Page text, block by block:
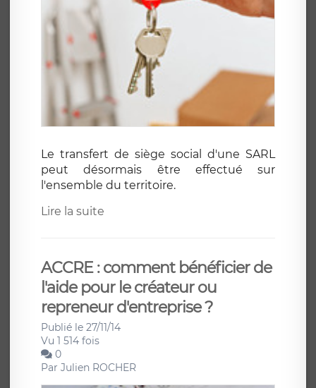
Le transfert de siège social d'une SARL
peut désormais être effectué sur
l'ensemble du territoire.
Lire la suite
ACCRE : comment bénéficier de
l'aide pour le créateur ou
repreneur d'entreprise ?
Publié le 27/11/14
Vu 1 514 fois
0
Par Julien ROCHER